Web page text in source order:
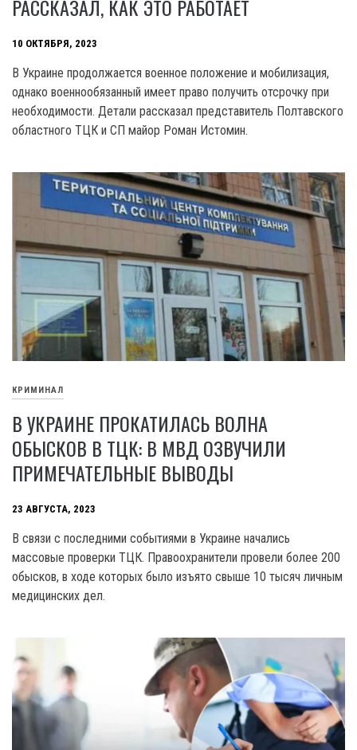
РАССКАЗАЛ, КАК ЭТО РАБОТАЕТ
10 ОКТЯБРЯ, 2023
B Украине продолжается военное положение и мобилизация,
однако военнообязанный имеет право получить отсрочку при
необходимости. Детали рассказал представитель Полтавского
областного ТЦК и СП майор Роман Истомин.
КРИМИНАЛ
В УКРАИНЕ ПРОКАТИЛАСЬ ВОЛНА
ОБЫСКОВ В ТЦК: В МВД ОЗВУЧИЛИ
ПРИМЕЧАТЕЛЬНЫЕ ВЫВОДЫ
23 АВГУСТА, 2023
В связи с последними событиями в Украине начались
массовые проверки ТЦК. Правоохранители провели более 200
обысков, в ходе которых было изъято свыше 10 тысяч личным
медицинских дел.